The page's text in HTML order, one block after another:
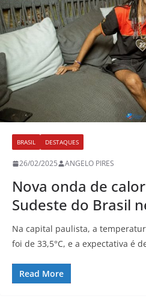
BRASIL DESTAQUES
26/02/2025 ANGELO PIRES
Nova onda de
Sudeste do Brasil
Na capital paulista, a
foi de 33,5°C, e a expectativa é
Read More